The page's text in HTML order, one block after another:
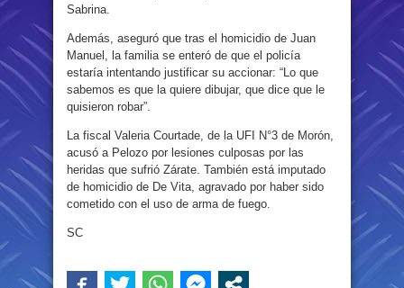
Sabrina.
Además, aseguró que tras el homicidio de Juan
Manuel, la familia se enteró de que el policía
estaría intentando justificar su accionar: “Lo que
sabemos es que la quiere dibujar, que dice que le
quisieron robar”.
La fiscal Valeria Courtade, de la UFI N°3 de Morón,
acusó a Pelozo por lesiones culposas por las
heridas que sufrió Zárate. También está imputado
de homicidio de De Vita, agravado por haber sido
cometido con el uso de arma de fuego.
SC